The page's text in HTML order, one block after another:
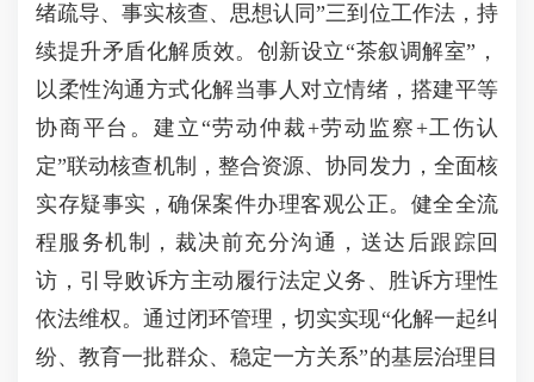
绪疏导、事实核查、思想认同”三到位工作法，持
续提升矛盾化解质效。创新设立“茶叙调解室”，
以柔性沟通方式化解当事人对立情绪，搭建平等
协商平台。建立“劳动仲裁+劳动监察+工伤认
定”联动核查机制，整合资源、协同发力，全面核
实存疑事实，确保案件办理客观公正。健全全流
程服务机制，裁决前充分沟通，送达后跟踪回
访，引导败诉方主动履行法定义务、胜诉方理性
依法维权。通过闭环管理，切实实现“化解一起纠
纷、教育一批群众、稳定一方关系”的基层治理目